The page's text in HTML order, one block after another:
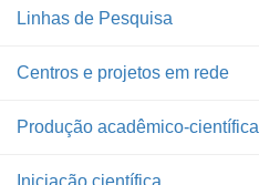
Linhas de Pesquisa
Centros e projetos em rede
Produção acadêmico-científica
Iniciação científica